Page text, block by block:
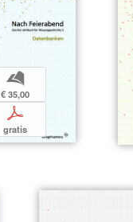
b
€ 35,00
p
gratis